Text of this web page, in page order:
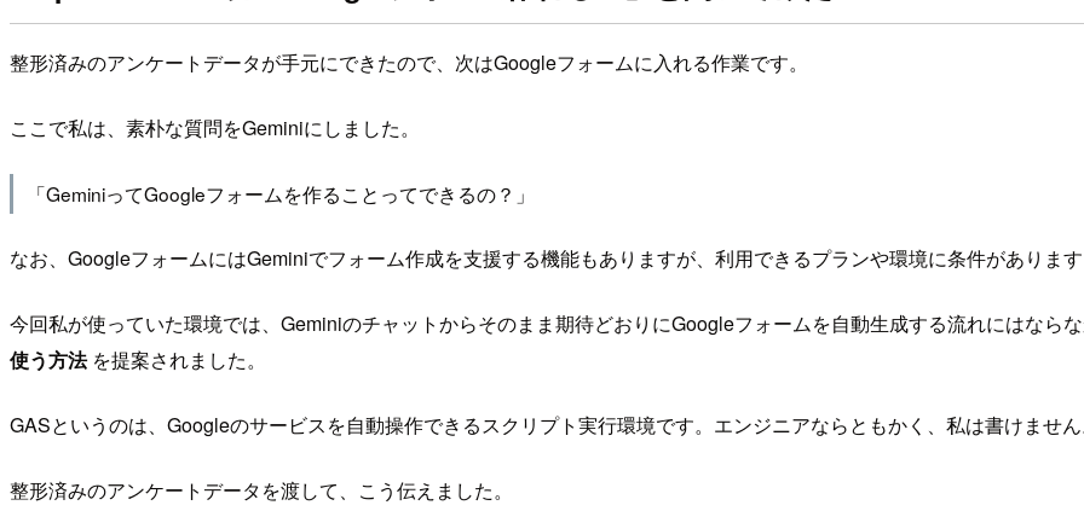
整形済みのアンケートデータが手元にできたので、次はGoogleフォームに入れる作業です。
ここで私は、素朴な質問をGeminiにしました。
「GeminiってGoogleフォームを作ることってできるの？」
なお、GoogleフォームにはGeminiでフォーム作成を支援する機能もありますが、利用できるプランや環境に条件がありま
今回私が使っていた環境では、Geminiのチャットからそのまま期待どおりにGoogleフォームを自動生成する流れにはなら
使う方法を提案されました。
GASというのは、Googleのサービスを自動操作できるスクリプト実行環境です。エンジニアならともかく、私は書けませ
整形済みのアンケートデータを渡して、こう伝えました。